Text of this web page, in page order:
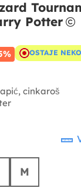
Potter
OSTAJE
cinkaroš
M